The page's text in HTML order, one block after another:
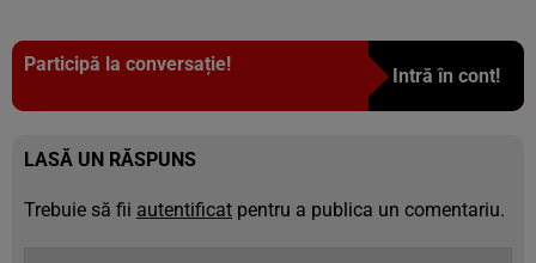
Participă la conversație!
Intră în cont!
LASĂ UN RĂSPUNS
Trebuie să fii autentificat pentru a publica un comentariu.